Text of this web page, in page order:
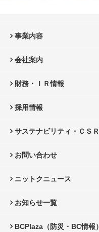
事業内容
会社案内
財務・ＩＲ情報
採用情報
サステナビリティ・ＣＳＲ
お問い合わせ
ニットクニュース
お知らせ一覧
BCPlaza（防災・BC情報）